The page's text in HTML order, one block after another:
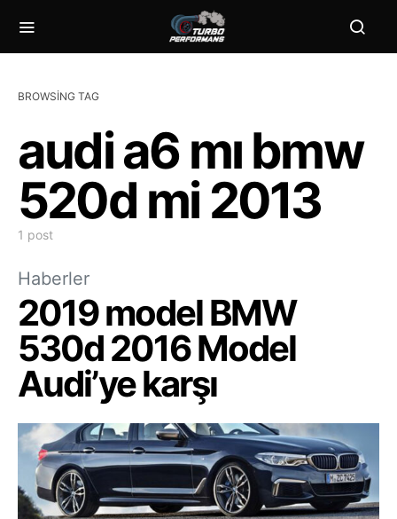
BROWSING TAG
audi a6 mı bmw
520d mi 2013
1 post
Haberler
2019 model BMW
530d 2016 Model
Audi’ye karşı